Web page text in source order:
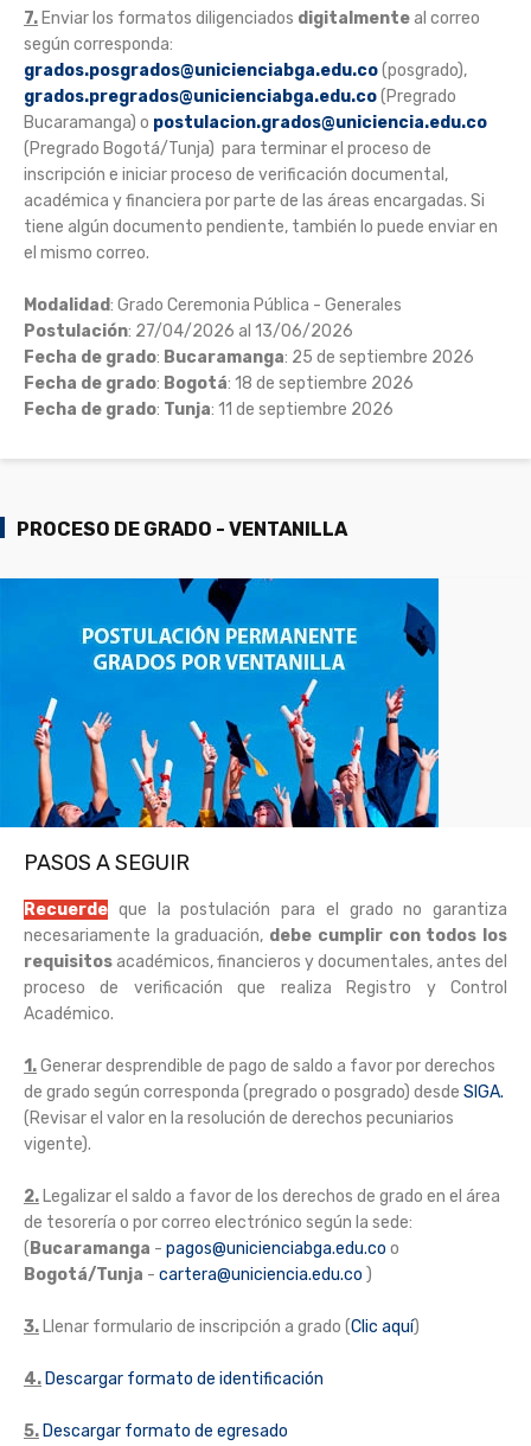
7. Enviar los formatos diligenciados digitalmenteal correo
según corresponda:
grados.posgrados@unicienciabga.edu.co(posgrado),
grados.pregrados@unicienciabga.edu.co(Pregrado
Bucaramanga) o postulacion.grados@uniciencia.edu.co
(Pregrado Bogotá/Tunja) para terminar el proceso de
inscripción e iniciar proceso de verificación documental,
académica y financiera por parte de las áreas encargadas. Si
tiene algún documento pendiente, también lo puede enviar en
el mismo correo.
Modalidad: Grado Ceremonia Pública - Generales
Postulación: 27/04/2026 al 13/06/2026
Fecha de grado: Bucaramanga: 25 de septiembre 2026
Fecha de grado: Bogotá: 18 de septiembre 2026
Fecha de grado: Tunja: 11 de septiembre 2026
PROCESO DE GRADO - VENTANILLA
PASOS A SEGUIR
Recuerde que la postulación para el grado no garantiza
necesariamente la graduación, debe cumplir con todos los
requisitosacadémicos, financieros y documentales, antes del
proceso de verificación que realiza Registro y Control
Académico.
1.Generar desprendible de pago de saldo a favor por derechos
de grado según corresponda (pregrado o posgrado) desde SIGA.
(Revisar el valor en la resolución de derechos pecuniarios
vigente).
2. Legalizar el saldo a favor de los derechos de grado en el área
de tesorería o por correo electrónico según la sede:
( Bucaramanga - pagos@unicienciabga.edu.co o
Bogotá/Tunja - cartera@uniciencia.edu.co )
3. Llenar formulario de inscripción a grado (Clic aquí)
4. Descargar formato de identificación
5. Descargar formato de egresado